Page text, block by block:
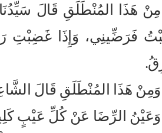
مِنْ هَذَا المُنْطَلَقِ قَالَ سَيِّدُنَا
فَرَضِّينِي، وَإِذَا غَضِبْتِ
وَمِنْ هَذَا المُنْطَلَقِ قَالَ
وَعَيْنُ الرِّضَا عَنْ كُلِّ عَيْبٍ